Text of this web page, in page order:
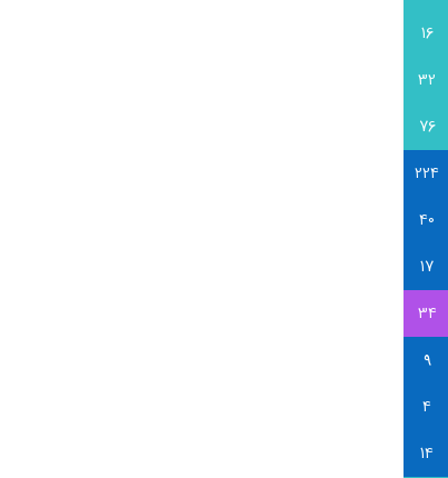
16
32
76
224
40
17
34
9
4
14